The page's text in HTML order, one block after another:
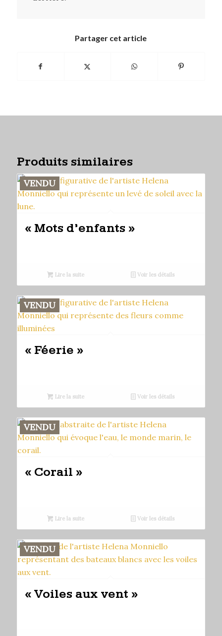
Partager cet article
Produits similaires
VENDU
« Mots d’enfants »
Lire la suite Voir les détails
VENDU
« Féerie »
Lire la suite Voir les détails
VENDU
« Corail »
Lire la suite Voir les détails
VENDU
« Voiles aux vent »